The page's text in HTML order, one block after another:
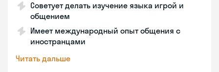
Советует делать изучение языка игрой и
общением
Имеет международный опыт общения с
иностранцами
Читать дальше